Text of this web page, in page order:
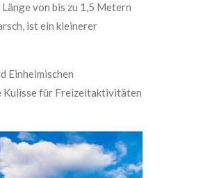
von bis zu 1,5 Metern
ist ein kleinerer
Einheimischen
Kulisse für Freizeitaktivitäten